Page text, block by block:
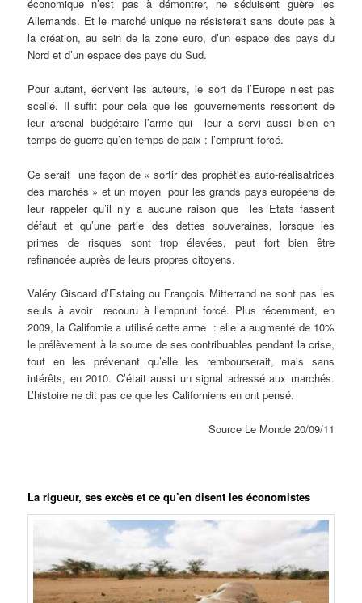
économique n’est pas à démontrer, ne séduisent guère les
Allemands. Et le marché unique ne résisterait sans doute pas à
la création, au sein de la zone euro, d’un espace des pays du
Nord et d’un espace des pays du Sud.
Pour autant, écrivent les auteurs, le sort de l’Europe n’est pas
scellé. Il suffit pour cela que les gouvernements ressortent de
leur arsenal budgétaire l’arme qui leur a servi aussi bien en
temps de guerre qu’en temps de paix : l’emprunt forcé.
Ce serait une façon de « sortir des prophéties auto-réalisatrices
des marchés » et un moyen pour les grands pays européens de
leur rappeler qu’il n’y a aucune raison que les Etats fassent
défaut et qu’une partie des dettes souveraines, lorsque les
primes de risques sont trop élevées, peut fort bien être
refinancée auprès de leurs propres citoyens.
Valéry Giscard d’Estaing ou François Mitterrand ne sont pas les
seuls à avoir recouru à l’emprunt forcé. Plus récemment, en
2009, la Californie a utilisé cette arme : elle a augmenté de 10%
le prélèvement à la source de ses contribuables pendant la crise,
tout en les prévenant qu’elle les rembourserait, mais sans
intérêts, en 2010. C’était aussi un signal adressé aux marchés.
L’histoire ne dit pas ce que les Californiens en ont pensé.
Source Le Monde 20/09/11
La rigueur, ses excès et ce qu’en disent les économistes